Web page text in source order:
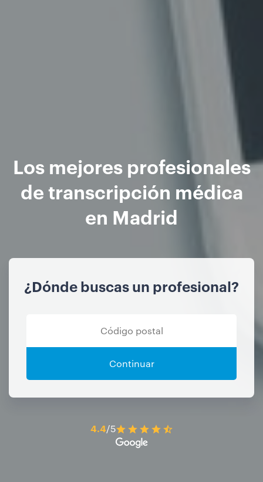
Los mejores profesionales
de transcripción médica
en Madrid
¿Dónde buscas un profesional?
Continuar
4.4/5